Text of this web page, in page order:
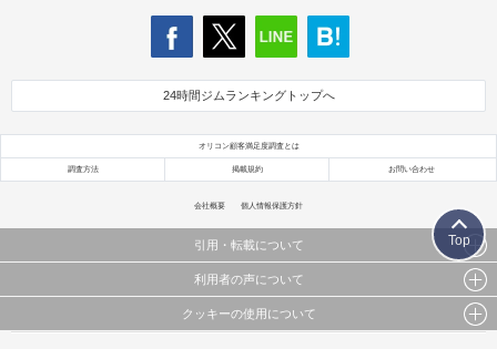
24時間ジムランキングトップへ
オリコン顧客満足度調査とは
調査方法 掲載規約 お問い合わせ
会社概要 個人情報保護方針
引用・転載について
当サイトで公開されている情報（文字、写真、イラスト、画像データ等）及びこれらの配置・
これらの情報を権利者の許可なく無断転載・複製などの二次利用を行うことは固く禁じており
利用者の声について
当サイトに掲載している内容はすべてサービスの利用者が提出された見解・感想です。
クッキーの使用について
Top